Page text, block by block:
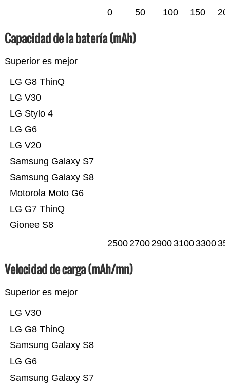
0 50 100 150
Capacidad de la batería (mAh)
Superior es mejor
Gionee S8
LG G7 ThinQ
Motorola Moto G6
Samsung Galaxy S8
Samsung Galaxy S7
LG V20
LG G6
LG Stylo 4
LG V30
LG G8 ThinQ
25002700290031003300
Velocidad de carga (mAh/mn)
Superior es mejor
Samsung Galaxy S7
LG G6
Samsung Galaxy S8
LG G8 ThinQ
LG V30